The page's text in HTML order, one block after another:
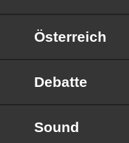
Österreich
Debatte
Sound